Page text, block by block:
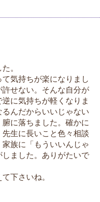
。
気持ちが楽になりまし
せない。そんな自分が
に気持ちが軽くなりま
んだからいいじゃない
に落ちました。確かに
生に長いこと色々相談
族に「もういいんじゃ
ました。ありがたいで
下さいね。